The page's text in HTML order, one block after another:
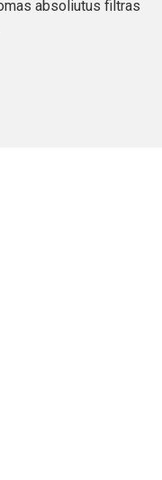
absoliutus filtras